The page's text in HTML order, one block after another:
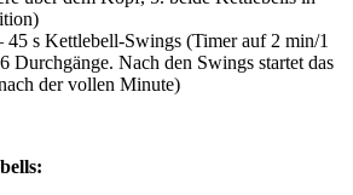
45 s Kettlebell-Swings (Timer auf 2 min/1
Durchgänge. Nach den Swings startet das
der vollen Minute)